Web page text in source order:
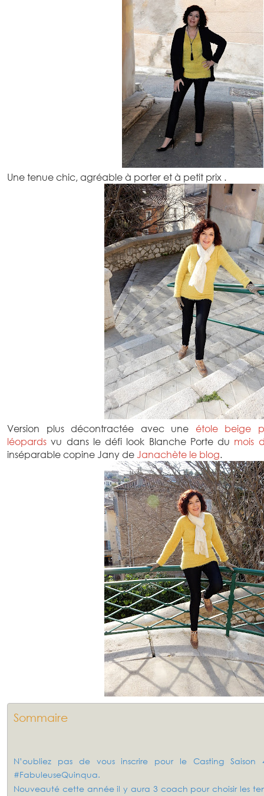
Une tenue chic, agréable à porter et à petit prix .
Version plus décontractée avec une étole beige
léopards vu dans le défi look Blanche Porte du mois
inséparable copine Jany de Janachète le blog.
Sommaire
N’oubliez pas de vous inscrire pour le Casting
#FabuleuseQuinqua.
Nouveauté cette année il y aura 3 coach pour choisir les